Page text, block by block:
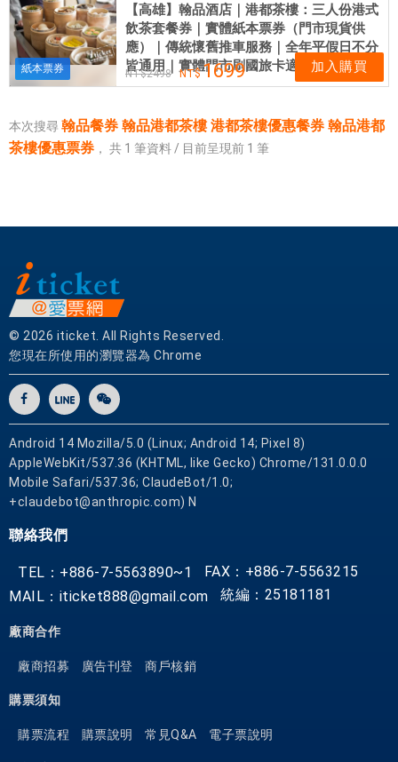
港
都
茶
樓
惠
票
票
惠
紙本票券
【高雄】翰品酒店｜港都茶樓：三人份港式
飲茶套餐券｜實體紙本票券（門市現貨供
應）｜傳統懷舊推車服務｜全年平假日不分
皆通用｜實體門市刷國旅卡適用旅宿額度
2498 1699 加入購買
本次搜尋 翰品餐券 翰品港都茶樓 港都茶樓優惠餐券 翰品港都
茶樓優惠票券 ， 共 1 筆資料 / 目前呈現前 1 筆
© 2026 iticket. All Rights Reserved.
您現在所使用的瀏覽器為 Chrome
Android 14 Mozilla/5.0 (Linux; Android 14; Pixel 8)
AppleWebKit/537.36 (KHTML, like Gecko) Chrome/131.0.0.0
Mobile Safari/537.36; ClaudeBot/1.0;
+claudebot@anthropic.com) N
聯絡我們
TEL：+886-7-5563890~1
FAX：+886-7-5563215
MAIL：iticket888@gmail.com
統編：25181181
廠商合作
廠商招募 廣告刊登 商戶核銷
購票須知
購票流程 購票說明 常見Q&A 電子票說明